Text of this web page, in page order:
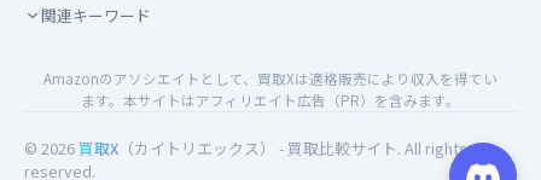
関連キーワード
Amazonのアソシエイトとして、買取Xは適格販売により収入を得てい
ます。本サイトはアフィリエイト広告（PR）を含みます。
© 2026 買取X （カイトリエックス） - 買取比較サイト. All rights
reserved.